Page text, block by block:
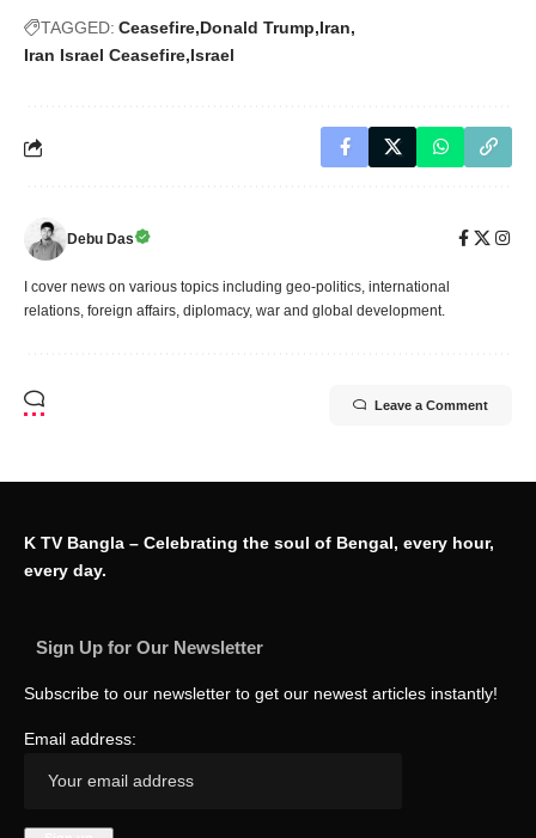
TAGGED: Ceasefire Donald Trump Iran
Iran Israel Ceasefire Israel
Debu Das
I cover news on various topics including geo-politics, international
relations, foreign affairs, diplomacy, war and global development.
Leave a Comment
K TV Bangla – Celebrating the soul of Bengal, every hour,
every day.
Sign Up for Our Newsletter
Subscribe to our newsletter to get our newest articles instantly!
Email address: